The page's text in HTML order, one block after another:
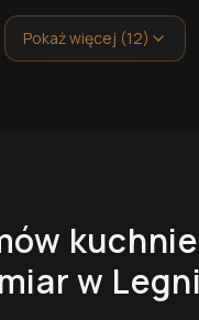
Pokaż więcej (12)
kuchnie
w